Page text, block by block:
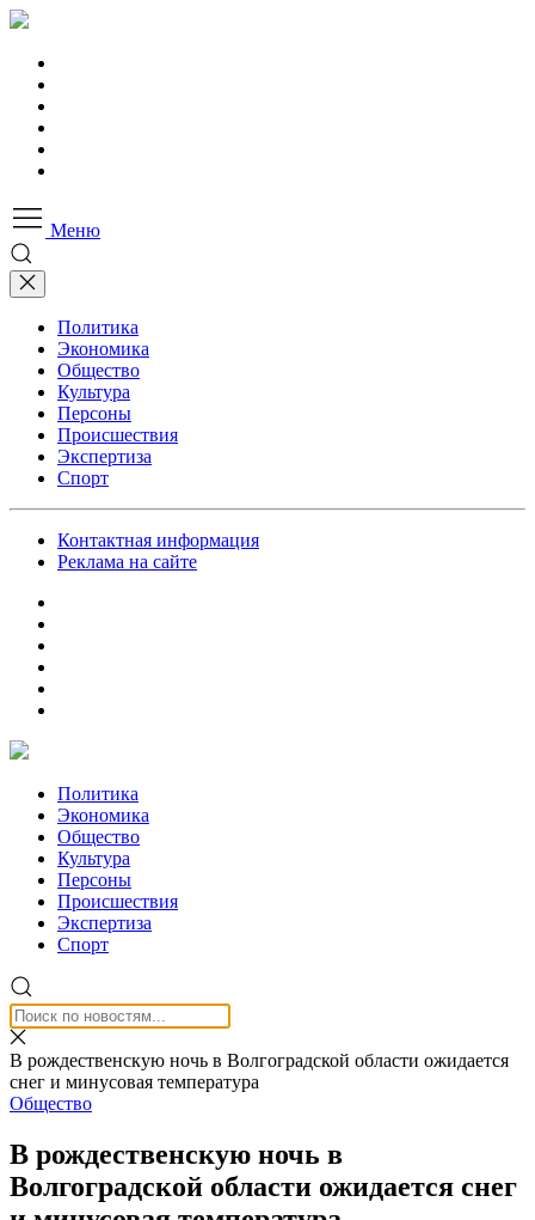
Меню
Политика
Экономика
Общество
Культура
Персоны
Происшествия
Экспертиза
Спорт
Контактная информация
Реклама на сайте
Политика
Экономика
Общество
Культура
Персоны
Происшествия
Экспертиза
Спорт
В рождественскую ночь в Волгоградской области ожидается
снег и минусовая температура
Общество
В рождественскую ночь в
Волгоградской области ожидается снег